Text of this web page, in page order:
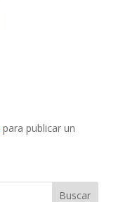
para publicar un